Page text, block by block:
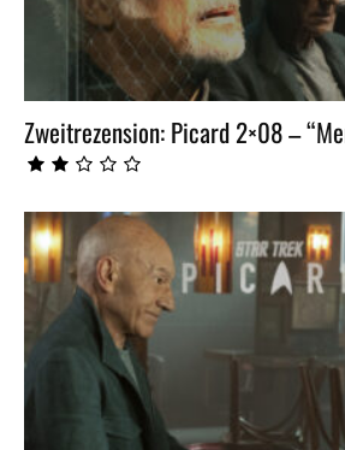
Zweitrezension: Picard 2×08 –